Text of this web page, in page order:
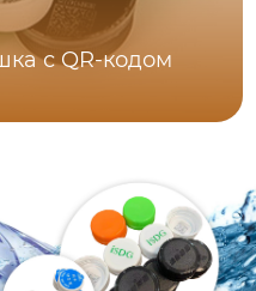
с QR-кодом